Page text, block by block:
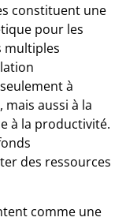
constituent une
pour les
multiples
à
mais aussi à la
à la productivité.
des ressources
comme une